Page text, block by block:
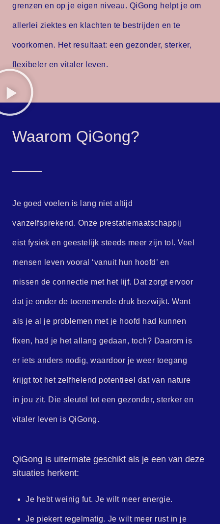
grenzen en op je eigen niveau. QiGong helpt je om
allerlei ziektes en klachten te bestrijden en te
voorkomen. Het resultaat: een gezonder, sterker,
flexibeler en vitaler leven.
Waarom QiGong?
Je goed voelen is lang niet altijd
vanzelfsprekend. Onze prestatiemaatschappij
eist fysiek en geestelijk steeds meer zijn tol. Veel
mensen leven vooral ‘vanuit hun hoofd’ en
missen de connectie met het lijf. Dat zorgt ervoor
dat je onder de toenemende druk bezwijkt. Want
als je al je problemen met je hoofd had kunnen
fixen, had je het allang gedaan, toch? Daarom is
er iets anders nodig, waardoor je weer toegang
krijgt tot het zelfhelend potentieel dat van nature
in jou zit. Die sleutel tot een gezonder, sterker en
vitaler leven is QiGong.
QiGong is uitermate geschikt als je een van deze
situaties herkent:
Je hebt weinig fut. Je wilt meer energie.
Je piekert regelmatig. Je wilt meer rust in je